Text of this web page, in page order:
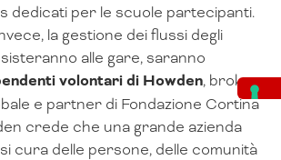
dedicati per le scuole partecipanti.
la gestione dei flussi degli
alle gare, saranno
volontari di Howden, broker
e partner di Fondazione Cortina
crede che una grande azienda
cura delle persone, delle comunità